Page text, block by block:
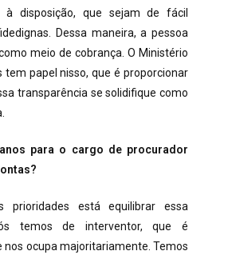
à disposição, que sejam de fácil
Dessa maneira, a pessoa
meio de cobrança. O Ministério
tem papel nisso, que é proporcionar
transparência se solidifique como
para o cargo de procurador
prioridades está equilibrar essa
temos de interventor, que é
ocupa majoritariamente. Temos